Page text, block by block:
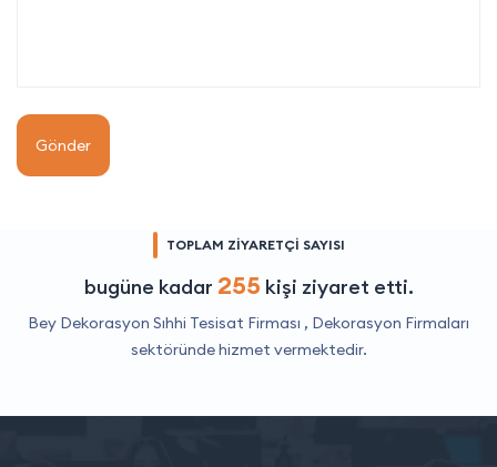
Gönder
TOPLAM ZİYARETÇİ SAYISI
bugüne kadar 255 kişi ziyaret etti.
Bey Dekorasyon Sıhhi Tesisat Firması , Dekorasyon Firmaları
sektöründe hizmet vermektedir.